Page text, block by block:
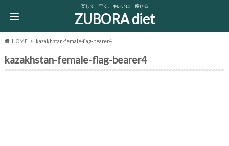
楽して、早く、キレいに、痩せる
ZUBORA diet
HOME kazakhstan-female-flag-bearer4
kazakhstan-female-flag-bearer4